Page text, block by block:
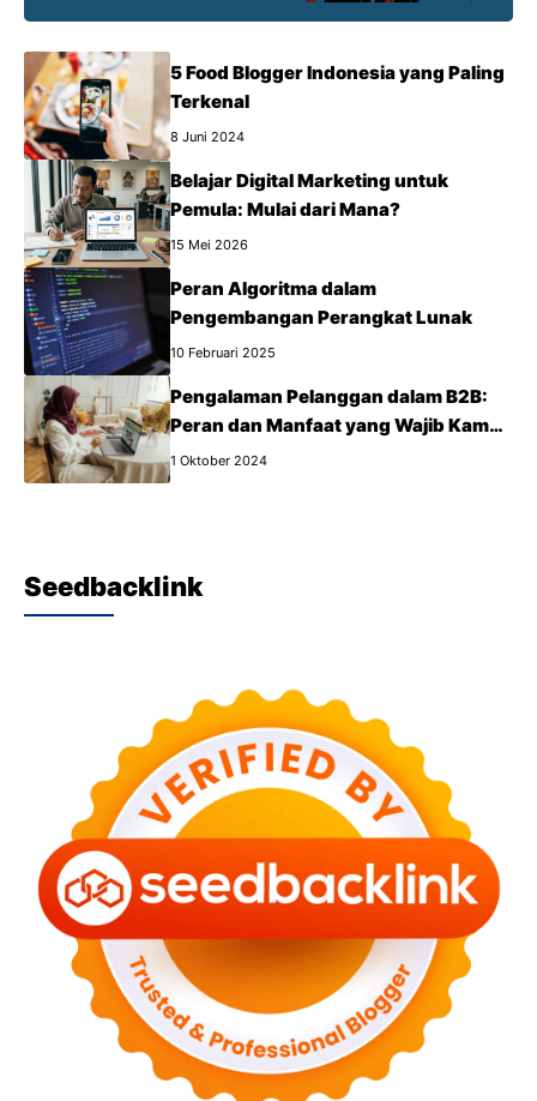
5 Food Blogger Indonesia yang Paling
Terkenal
8 Juni 2024
Belajar Digital Marketing untuk
Pemula: Mulai dari Mana?
15 Mei 2026
Peran Algoritma dalam
Pengembangan Perangkat Lunak
10 Februari 2025
Pengalaman Pelanggan dalam B2B:
Peran dan Manfaat yang Wajib Kamu
Tahu
1 Oktober 2024
Seedbacklink